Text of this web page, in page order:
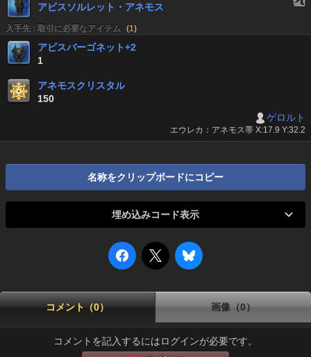
アビスソルレット・アネモス
入手先 : 取引に必要なアイテム (1)
アビスバーゴネット+2
1
アネモスクリスタル
150
ゲロルト
エウレカ：アネモス帯 X:17.9 Y:32.2
名称をクリップボードにコピー
埋め込みコード表示
コメント（0） 画像（0）
コメントを記入するにはログインが必要です。